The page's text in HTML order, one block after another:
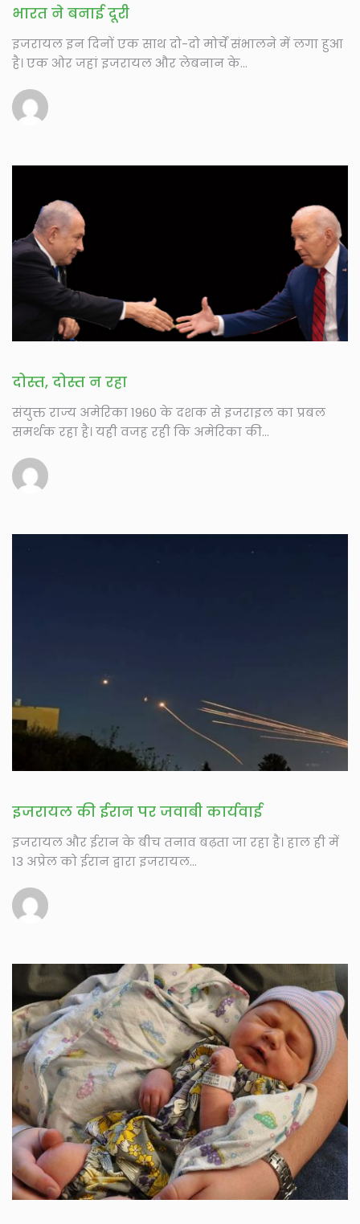
भारत ने बनाई दूरी
इजरायल इन दिनों एक साथ दो-दो मोर्चें संभालने में लगा हुआ
है। एक ओर जहां इजरायल और लेबनान के...
दोस्त, दोस्त न रहा
संयुक्त राज्य अमेरिका 1960 के दशक से इजराइल का प्रबल
समर्थक रहा है। यही वजह रही कि अमेरिका की...
इजरायल की ईरान पर जवाबी कार्यवाई
इजरायल और ईरान के बीच तनाव बढ़ता जा रहा है। हाल ही में
13 अप्रेल को ईरान द्वारा इजरायल...